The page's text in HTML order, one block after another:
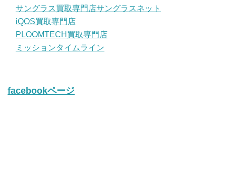
サングラス買取専門店サングラスネット
iQOS買取専門店
PLOOMTECH買取専門店
ミッションタイムライン
facebookページ